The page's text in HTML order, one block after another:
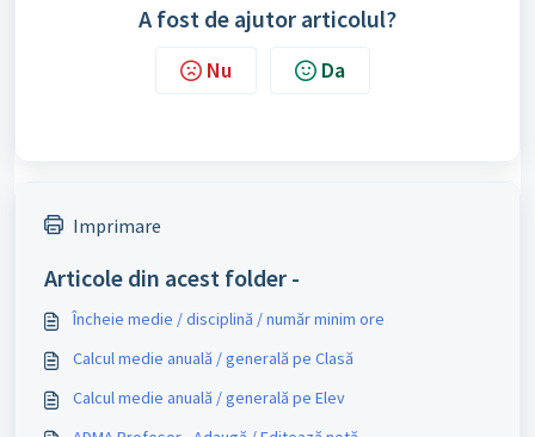
A fost de ajutor articolul?
Nu Da
Imprimare
Articole din acest folder -
Încheie medie / disciplină / număr minim ore
Calcul medie anuală / generală pe Clasă
Calcul medie anuală / generală pe Elev